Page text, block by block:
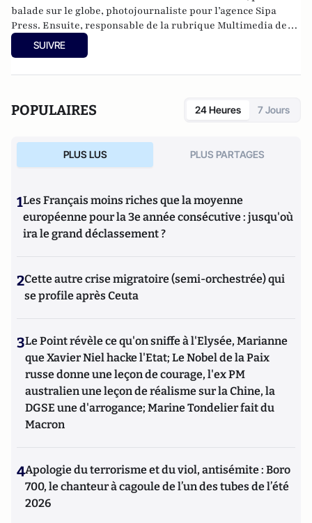
balade sur le globe, photojournaliste pour l’agence Sipa
Press. Ensuite, responsable de la rubrique Multimedia de
ELLE, avant d’écrire sur les médias à Arrêt sur Images et de
collaborer avec Atlantico. Par ailleurs fut blogueur, avec Le
SUIVRE
POPULAIRES 24 Heures 7 Jours
PLUS LUS PLUS PARTAGES
1Les Français moins riches que la moyenne
européenne pour la 3e année consécutive : jusqu'où
ira le grand déclassement ?
2Cette autre crise migratoire (semi-orchestrée) qui
se profile après Ceuta
3Le Point révèle ce qu'on sniffe à l'Elysée, Marianne
que Xavier Niel hacke l'Etat; Le Nobel de la Paix
russe donne une leçon de courage, l'ex PM
australien une leçon de réalisme sur la Chine, la
DGSE une d'arrogance; Marine Tondelier fait du
Macron
4Apologie du terrorisme et du viol, antisémite : Boro
700, le chanteur à cagoule de l’un des tubes de l’été
2026